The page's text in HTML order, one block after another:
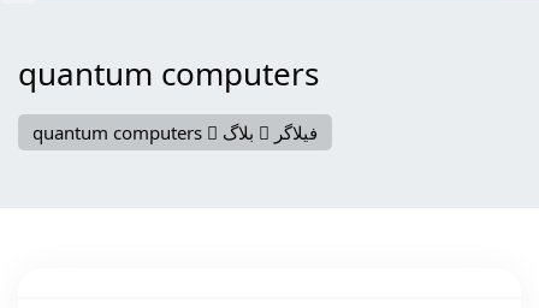
quantum computers
فیلاگر بلاگ quantum computers